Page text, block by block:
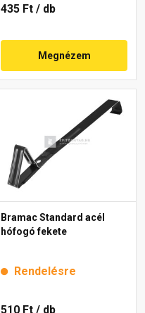
435 Ft / db
Megnézem
Bramac Standard acél
hófogó fekete
Rendelésre
510 Ft / db